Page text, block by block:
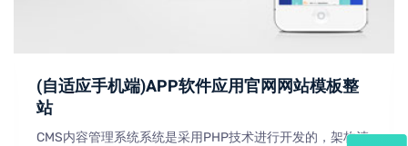
(自适应手机端)APP软件应用官网网站模板整
站
CMS内容管理系统系统是采用PHP技术进行开发的，架构清